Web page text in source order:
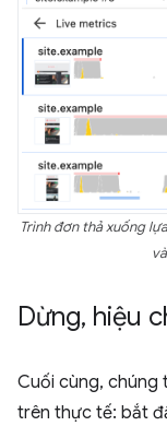
Trình đơn thả xuống
Dừng, hiệu
Cuối cùng, chúng
trên thực tế: bắt